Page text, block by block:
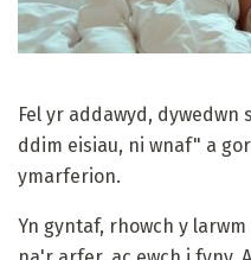
Fel yr addawyd,
ddim eisiau, ni wnaf" a
ymarferion.
Yn gyntaf, rhowch y